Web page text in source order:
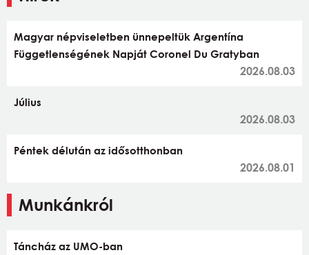
Magyar népviseletben ünnepeltük Argentína
Függetlenségének Napját Coronel Du Gratyban
2026.08.03
Július
2026.08.03
Péntek délután az idősotthonban
2026.08.01
Munkánkról
Táncház az UMO-ban